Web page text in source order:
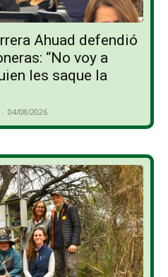
Ahuad defendió
“No voy a
les saque la
- 04/08/2026